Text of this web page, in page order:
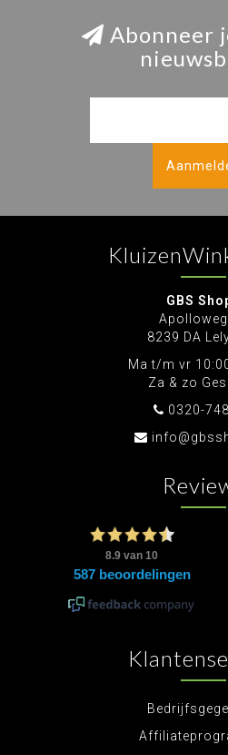
Abonneer
GBS
8239 DA
Ma t/m vr
Za & zo
0320-